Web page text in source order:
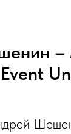
–